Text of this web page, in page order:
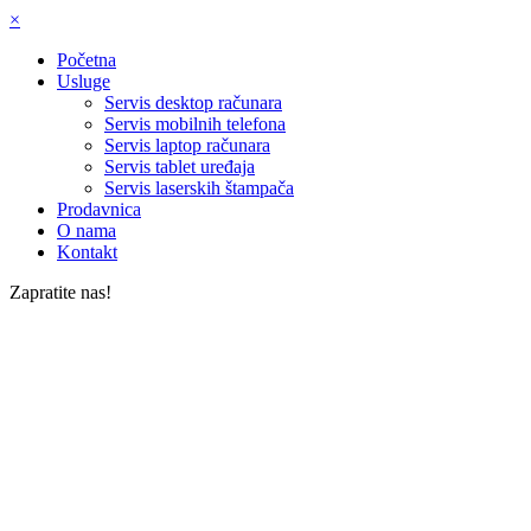
×
Početna
Usluge
Servis desktop računara
Servis mobilnih telefona
Servis laptop računara
Servis tablet uređaja
Servis laserskih štampača
Prodavnica
O nama
Kontakt
Zapratite nas!